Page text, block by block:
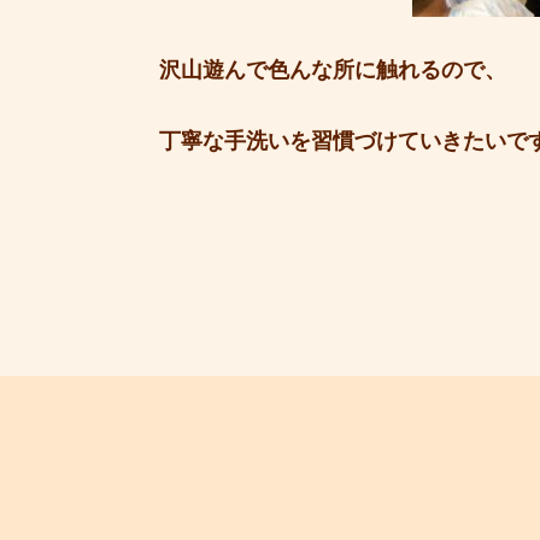
沢山遊んで色んな所に触れるので、
丁寧な手洗いを習慣づけていきたいで